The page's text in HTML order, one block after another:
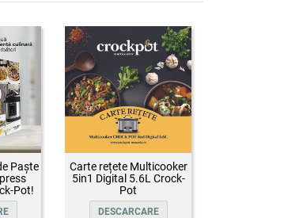
Paște
Pot!
Carte rețete Multicooker
5in1 Digital 5.6L Crock-
Pot
DESCARCARE